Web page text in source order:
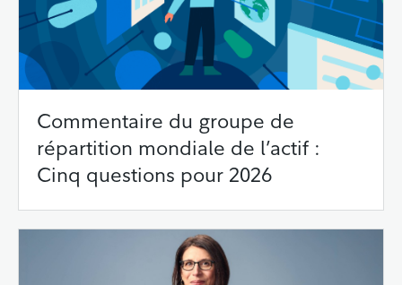
Commentaire du groupe de
répartition mondiale de l’actif :
Cinq questions pour 2026